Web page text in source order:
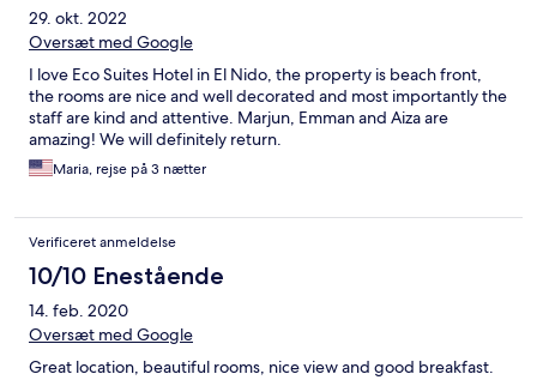
29. okt. 2022
Oversæt med Google
I love Eco Suites Hotel in El Nido, the property is beach front,
the rooms are nice and well decorated and most importantly the
staff are kind and attentive. Marjun, Emman and Aiza are
amazing! We will definitely return.
Maria, rejse på 3 nætter
Verificeret anmeldelse
10/10 Enestående
14. feb. 2020
Oversæt med Google
Great location, beautiful rooms, nice view and good breakfast.